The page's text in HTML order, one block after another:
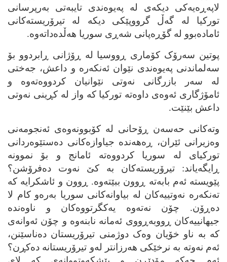
لاپه‌ڕه‌یه‌کی دیکه‌ی له‌ په‌یوه‌ندی تایبه‌تی به‌رپرسانی
تورکیا له‌ گه‌ڵ گرووپێکی دیکه‌ له‌ تیرۆریسته‌کانی
ئاماده‌بوو له‌ گۆڕه‌پانی شه‌ڕی سوریا هه‌ڵده‌داته‌وه‌.
پوتین سه‌رۆک کۆماری ڕووسیا له‌ ڕۆژانی ڕابردوو بۆ
سه‌لماندنی په‌یوه‌ندی نێوان ئه‌نکه‌ره‌ و داعش، جه‌ختی
له‌ سه‌ر بازرگانی نه‌وتی نێوانیان کردووه‌ته‌وه‌ و
ئامۆژگاری ئه‌وه‌ی داوه‌ته‌ تورکیا که‌ واز له‌ کڕینی نه‌وتی
داعش بێنێت.
وته‌کانی حه‌سه‌ن ڕۆحانی له‌ کۆبوونه‌وه‌ی ئه‌نجومه‌نی
وه‌زیرانی ئێران، ڕه‌هه‌نده‌ جیاوازه‌کانی ده‌ستێوه‌ردانی
تورکیای له‌ سوریا کردووه‌ته‌ ئامانج و بۆ نموونه‌
ڕایگه‌یاند: تیرۆریسته‌کان به‌ کێ نه‌وت ده‌فرۆشن؟
پێویسته‌ ئه‌م بابه‌ته‌ ڕوون ببێته‌وه‌. ڕوون و ئاشکرایه‌ که‌
ته‌نکه‌ره‌ نه‌وتییه‌کان له‌ بیاوانه‌کانی سوریا به‌ره‌و کام لا
ده‌ڕۆن. چۆن نه‌ته‌وه‌ یه‌کگرتووه‌کان و ناوه‌نده‌
جیهانییه‌کان ڕووبه‌ڕووی ئه‌مانه‌ نابنه‌وه‌ و چۆن ئه‌وانه‌ی
که‌ به‌ ناو خۆیان وه‌ک دوژمنی تیرۆریستان ده‌ناسێنن،
ئه‌م نه‌وته‌ به‌ نرخێکی هه‌رزانتر له‌و تیرۆریستانه‌ ده‌کڕن؟